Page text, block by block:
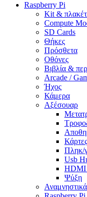
Raspberry Pi
Kit &
Compute
SD Cards
Θήκες
Πρόσθετα
Οθόνες
Βιβλία &
Arcade /
Ήχος
Κάμερα
Αξέσουαρ
Πληκ/
Usb
HDMI
Ψύξη